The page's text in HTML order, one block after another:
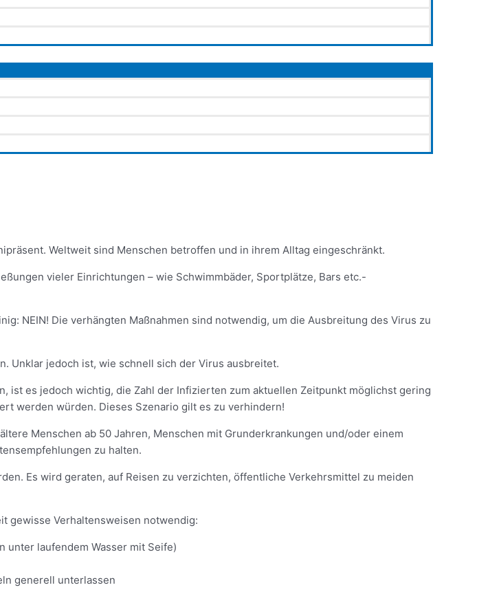
Weltweit sind Menschen betroffen und in ihrem Alltag eingeschränkt.
vieler Einrichtungen – wie Schwimmbäder, Sportplätze, Bars etc.-
NEIN! Die verhängten Maßnahmen sind notwendig, um die Ausbreitung des Virus zu
Unklar jedoch ist, wie schnell sich der Virus ausbreitet.
ist es jedoch wichtig, die Zahl der Infizierten zum aktuellen Zeitpunkt möglichst gering
werden würden. Dieses Szenario gilt es zu verhindern!
Menschen ab 50 Jahren, Menschen mit Grunderkrankungen und/oder einem
zu halten.
Es wird geraten, auf Reisen zu verzichten, öffentliche Verkehrsmittel zu meiden
gewisse Verhaltensweisen notwendig:
unter laufendem Wasser mit Seife)
generell unterlassen